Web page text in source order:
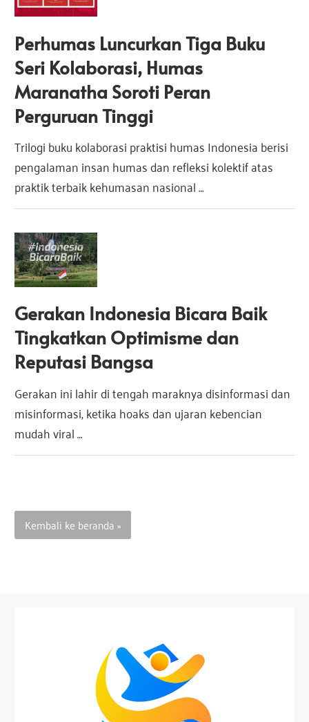
i
I
n
d
e
i
a
a
i
I
n
d
o
n
e
s
i
a
Perhumas Luncurkan Tiga Buku
Seri Kolaborasi, Humas
Maranatha Soroti Peran
Perguruan Tinggi
Trilogi buku kolaborasi praktisi humas Indonesia berisi
pengalaman insan humas dan refleksi kolektif atas
praktik terbaik kehumasan nasional …
Gerakan Indonesia Bicara Baik
Tingkatkan Optimisme dan
Reputasi Bangsa
Gerakan ini lahir di tengah maraknya disinformasi dan
misinformasi, ketika hoaks dan ujaran kebencian
mudah viral …
Kembali ke beranda